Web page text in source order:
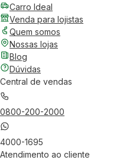
Carro Ideal
Venda para lojistas
Quem somos
Nossas lojas
Blog
Dúvidas
Central de vendas
0800-200-2000
4000-1695
Atendimento ao cliente